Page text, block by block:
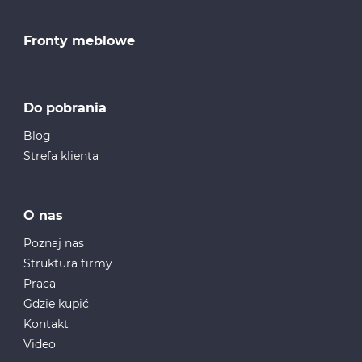
Fronty meblowe
Do pobrania
Blog
Strefa klienta
O nas
Poznaj nas
Struktura firmy
Praca
Gdzie kupić
Kontakt
Video